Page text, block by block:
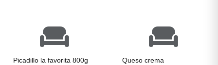
Picadillo la favorita 800g Queso crema